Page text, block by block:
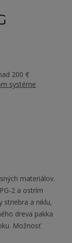
200 €
systéme
materiálov.
2 a ostrím
striebra a niklu,
dreva pakka
Možnosť